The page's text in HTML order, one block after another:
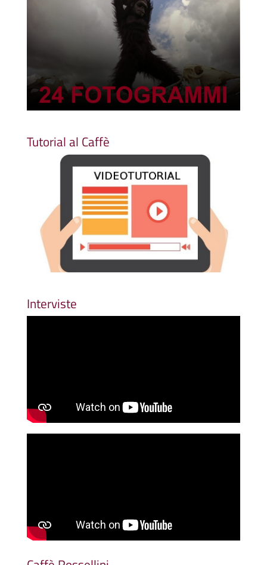
Tutorial al Caffè
Interviste